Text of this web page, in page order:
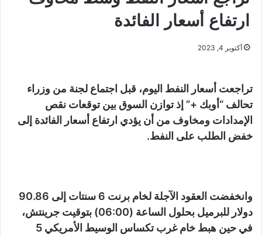
ارتفاع أسعار الفائدة
أكتوبر 4, 2023
تراجعت أسعار النفط اليوم، قبل اجتماع لجنة من وزراء
تحالف “أوبك +” إذ توازن السوق بين توقعات نقص
الإمدادات ومخاوف من أن يؤدي ارتفاع أسعار الفائدة إلى
خفض الطلب على النفط.
وانخفضت العقود الآجلة لخام برنت 6 سنتات إلى 90.86
دولار للبرميل بحلول الساعة (06:00) بتوقيت جرينتش،
في حين هبط خام غرب تكساس الوسيط الأمريكي 5